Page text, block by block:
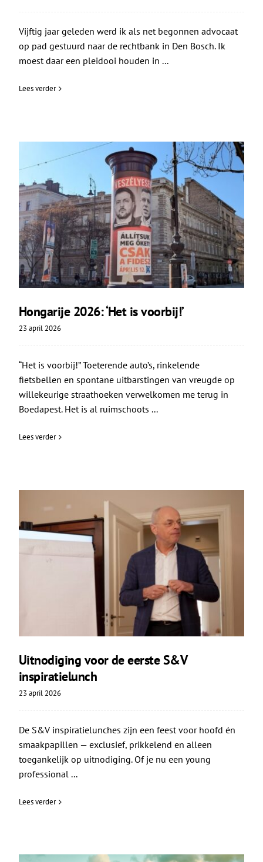
Vijftig jaar geleden werd ik als net begonnen advocaat
op pad gestuurd naar de rechtbank in Den Bosch. Ik
moest daar een pleidooi houden in ...
Lees verder
Hongarije 2026: ‘Het is voorbij!’
23 april 2026
“Het is voorbij!” Toeterende auto’s, rinkelende
fietsbellen en spontane uitbarstingen van vreugde op
willekeurige straathoeken verwelkomen me terug in
Boedapest. Het is al ruimschoots ...
Lees verder
Uitnodiging voor de eerste S&V
inspiratielunch
23 april 2026
De S&V inspiratielunches zijn een feest voor hoofd én
smaakpapillen — exclusief, prikkelend en alleen
toegankelijk op uitnodiging. Of je nu een young
professional ...
Lees verder